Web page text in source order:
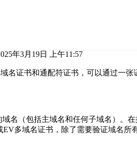
年3月19日 上午11:57
名证书和通配符证书，可以通过一
名（包括主域名和任何子域名）。
多域名证书，除了需要验证域名